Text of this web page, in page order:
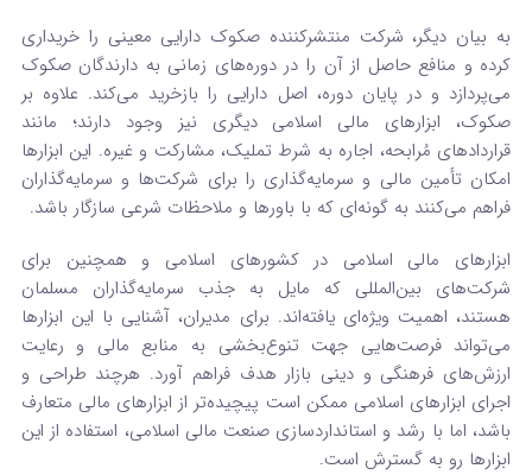
به بیان دیگر، شرکت منتشرکننده صکوک دارایی معینی را خریداری
کرده و منافع حاصل از آن را در دوره‌های زمانی به دارندگان صکوک
می‌پردازد و در پایان دوره، اصل دارایی را بازخرید می‌کند. علاوه بر
صکوک، ابزارهای مالی اسلامی دیگری نیز وجود دارند؛ مانند
قراردادهای مُرابحه، اجاره به شرط تملیک، مشارکت و غیره. این ابزارها
امکان تأمین مالی و سرمایه‌گذاری را برای شرکت‌ها و سرمایه‌گذاران
فراهم می‌کنند به گونه‌ای که با باورها و ملاحظات شرعی سازگار باشد.
ابزارهای مالی اسلامی در کشورهای اسلامی و همچنین برای
شرکت‌های بین‌المللی که مایل به جذب سرمایه‌گذاران مسلمان
هستند، اهمیت ویژه‌ای یافته‌اند. برای مدیران، آشنایی با این ابزارها
می‌تواند فرصت‌هایی جهت تنوع‌بخشی به منابع مالی و رعایت
ارزش‌های فرهنگی و دینی بازار هدف فراهم آورد. هرچند طراحی و
اجرای ابزارهای اسلامی ممکن است پیچیده‌تر از ابزارهای مالی متعارف
باشد، اما با رشد و استانداردسازی صنعت مالی اسلامی، استفاده از این
ابزارها رو به گسترش است.